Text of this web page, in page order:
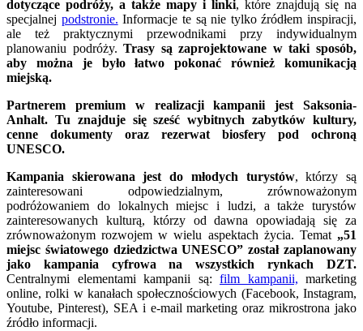
dotyczące podróży, a także mapy i linki, które znajdują się na
specjalnej podstronie. Informacje te są nie tylko źródłem inspiracji,
ale też praktycznymi przewodnikami przy indywidualnym
planowaniu podróży.Trasy są zaprojektowane w taki sposób,
aby można je było łatwo pokonać również komunikacją
miejską.
Partnerem premium w realizacji kampanii jest Saksonia-
Anhalt. Tu znajduje się sześć wybitnych zabytków kultury,
cenne dokumenty oraz rezerwat biosfery pod ochroną
UNESCO.
Kampania skierowana jest do młodych turystów, którzy są
zainteresowani odpowiedzialnym, zrównoważonym
podróżowaniem do lokalnych miejsc i ludzi, a także turystów
zainteresowanych kulturą, którzy od dawna opowiadają się za
zrównoważonym rozwojem w wielu aspektach życia. Temat „51
miejsc światowego dziedzictwa UNESCO” został zaplanowany
jako kampania cyfrowa na wszystkich rynkach DZT.
Centralnymi elementami kampanii są: film kampanii, marketing
online, rolki w kanałach społecznościowych (Facebook, Instagram,
Youtube, Pinterest), SEA i e-mail marketing oraz mikrostrona jako
źródło informacji.